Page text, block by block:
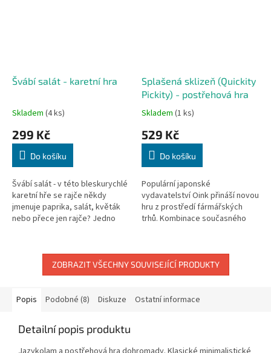
Švábí salát - karetní hra
Skladem (4 ks)
299 Kč
Do košíku
Švábí salát - v této bleskurychlé
karetní hře se rajče někdy
jmenuje paprika, salát, květák
nebo přece jen rajče? Jedno
Splašená sklizeň (Quickity
Pickity) - postřehová hra
Skladem (1 ks)
529 Kč
Do košíku
Populární japonské
vydavatelství Oink přináší novou
hru z prostředí fármářských
trhů. Kombinace současného
ovoce v...
ZOBRAZIT VŠECHNY SOUVISEJÍCÍ PRODUKTY
Popis Podobné (8) Diskuze Ostatní informace
Detailní popis produktu